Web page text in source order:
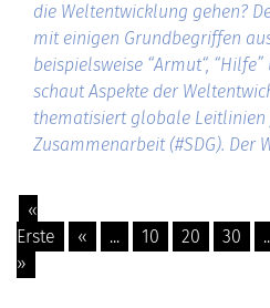
die Weltentwicklung gehen?
mit einigen Grundbegriffen
beispielsweise “Armut“,
schaut Aspekte der
thematisiert globale
Zusammenarbeit (#SDG). Der
«
Erste
« ... 10 20 30
»